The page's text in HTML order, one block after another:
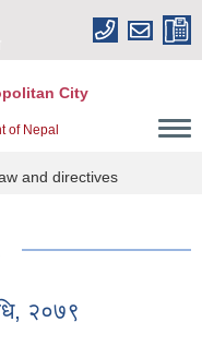
City
of Nepal
and directives
२०७९